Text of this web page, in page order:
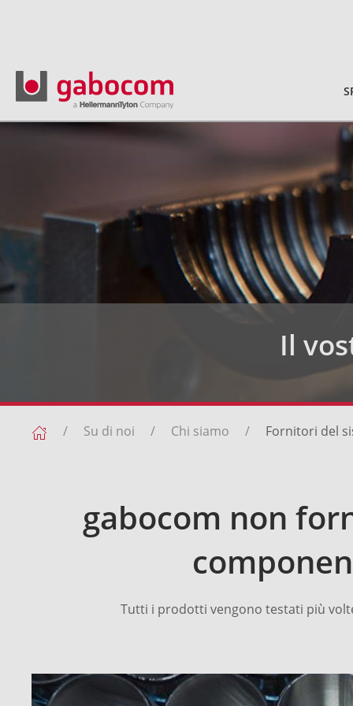
Il
Su di noi Chi siamo Fornitori del
gabocom non
Tutti i prodotti vengono testati più